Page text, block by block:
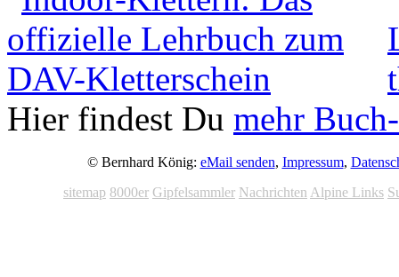
Hier findest Du mehr
© Bernhard König: eMail senden, Impressum,
sitemap 8000er Gipfelsammler Nachrichten Alpine Links